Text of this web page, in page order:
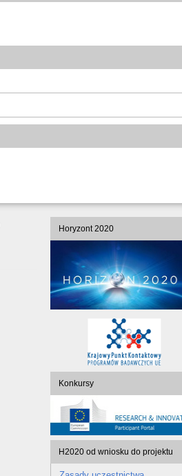
Horyzont 2020
Konkursy
H2020 od wniosku do projektu